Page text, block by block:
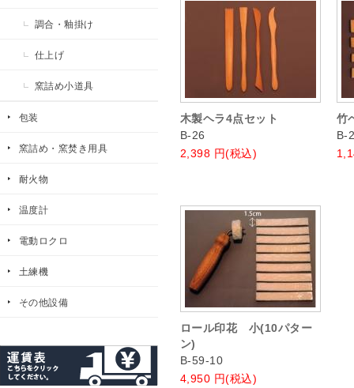
調合・釉掛け
仕上げ
窯詰め小道具
包装
窯詰め・窯焚き用具
耐火物
温度計
電動ロクロ
土練機
その他設備
木製ヘラ4点セット
B-26
2,398 円(税込)
竹
B-
ロール印花 小(10パター
ン)
B-59-10
4,950 円(税込)